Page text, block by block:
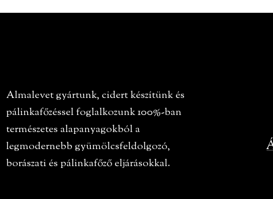
Almalevet gyártunk, cidert készítünk és
pálinkafőzéssel foglalkozunk 100%-ban
természetes alapanyagokból a
legmodernebb gyümölcsfeldolgozó,
borászati és pálinkafőző eljárásokkal.